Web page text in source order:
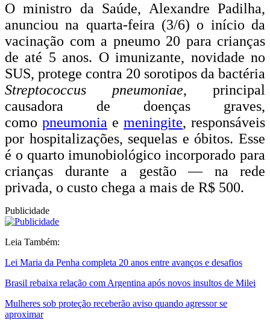
O ministro da Saúde, Alexandre Padilha,
anunciou na quarta-feira (3/6) o início da
vacinação com a pneumo 20 para crianças
de até 5 anos. O imunizante, novidade no
SUS, protege contra 20 sorotipos da bactéria
Streptococcus pneumoniae, principal
causadora de doenças graves,
como pneumonia e meningite, responsáveis
por hospitalizações, sequelas e óbitos. Esse
é o quarto imunobiológico incorporado para
crianças durante a gestão — na rede
privada, o custo chega a mais de R$ 500.
Publicidade
Leia Também:
Lei Maria da Penha completa 20 anos entre avanços e desafios
Brasil rebaixa relação com Argentina após novos insultos de Milei
Mulheres sob proteção receberão aviso quando agressor se
aproximar